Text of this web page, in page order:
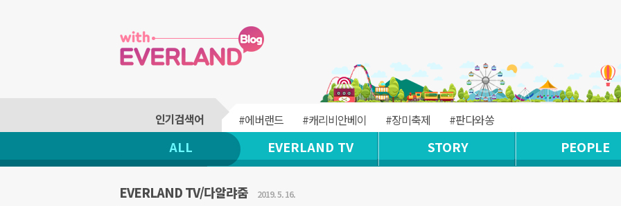
#에버랜드 #캐리비안베이 #장미축제 #판다와쏭
ALL EVERLAND TV STORY PEOPLE
EVERLAND TV/다알랴줌 2019. 5. 16.